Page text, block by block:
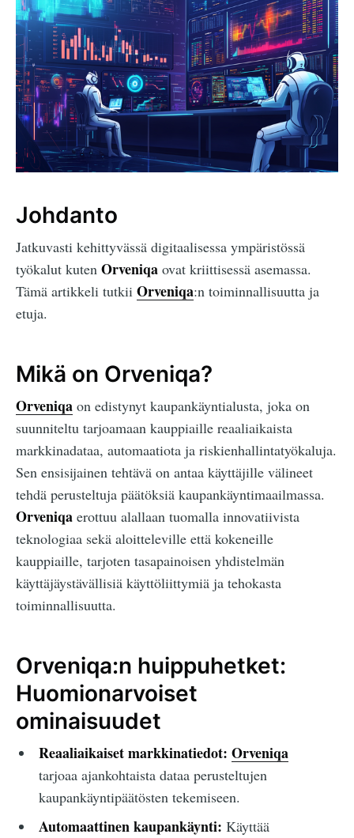
Johdanto
Jatkuvasti kehittyvässä digitaalisessa ympäristössä
työkalut kuten Orveniqa ovat kriittisessä asemassa.
Tämä artikkeli tutkii Orveniqa:n toiminnallisuutta ja
etuja.
Mikä on Orveniqa?
Orveniqa on edistynyt kaupankäyntialusta, joka on
suunniteltu tarjoamaan kauppiaille reaaliaikaista
markkinadataa, automaatiota ja riskienhallintatyökaluja.
Sen ensisijainen tehtävä on antaa käyttäjille välineet
tehdä perusteltuja päätöksiä kaupankäyntimaailmassa.
Orveniqa erottuu alallaan tuomalla innovatiivista
teknologiaa sekä aloitteleville että kokeneille
kauppiaille, tarjoten tasapainoisen yhdistelmän
käyttäjäystävällisiä käyttöliittymiä ja tehokasta
toiminnallisuutta.
Orveniqa:n huippuhetket:
Huomionarvoiset
ominaisuudet
Reaaliaikaiset markkinatiedot: Orveniqa
tarjoaa ajankohtaista dataa perusteltujen
kaupankäyntipäätösten tekemiseen.
Automaattinen kaupankäynti: Käyttää